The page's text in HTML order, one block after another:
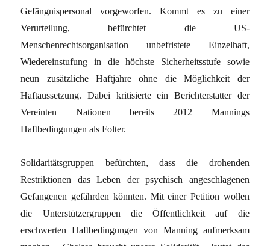
Gefängnispersonal vorgeworfen. Kommt es zu einer
Verurteilung, befürchtet die US-
Menschenrechtsorganisation unbefristete Einzelhaft,
Wiedereinstufung in die höchste Sicherheitsstufe sowie
neun zusätzliche Haftjahre ohne die Möglichkeit der
Haftaussetzung. Dabei kritisierte ein Berichterstatter der
Vereinten Nationen bereits 2012 Mannings
Haftbedingungen als Folter.
Solidaritätsgruppen befürchten, dass die drohenden
Restriktionen das Leben der psychisch angeschlagenen
Gefangenen gefährden könnten. Mit einer Petition wollen
die Unterstützergruppen die Öffentlichkeit auf die
erschwerten Haftbedingungen von Manning aufmerksam